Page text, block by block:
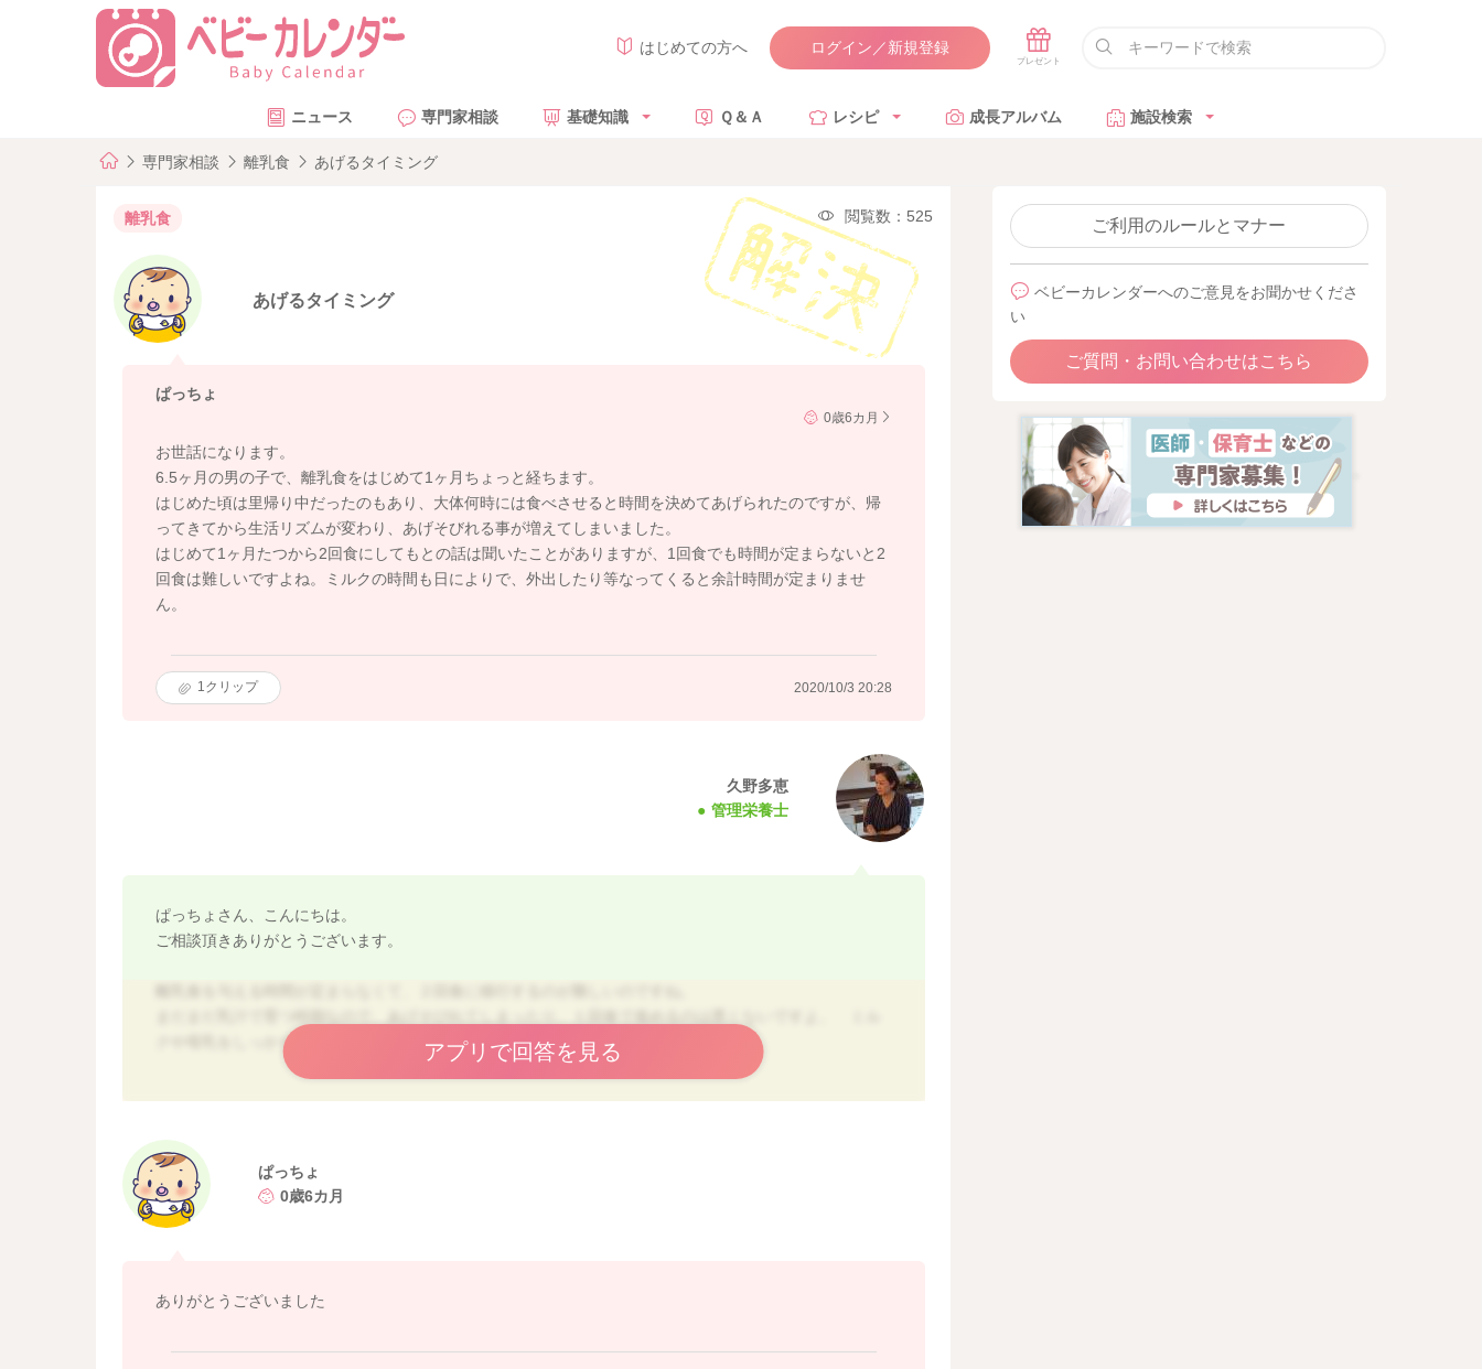
はじめての方へ ログイン／新規登録
ニュース 専門家相談 基礎知識 Ｑ＆Ａ レシピ 成長アルバム 施設検索
専門家相談 離乳食 あげるタイミング
離乳食 閲覧数：525
あげるタイミング
ぱっちょ
0歳6カ月
お世話になります。
6.5ヶ月の男の子で、離乳食をはじめて1ヶ月ちょっと経ちます。
はじめた頃は里帰り中だったのもあり、大体何時には食べさせると時間を決めてあげられたのですが、帰
ってきてから生活リズムが変わり、あげそびれる事が増えてしまいました。
はじめて1ヶ月たつから2回食にしてもとの話は聞いたことがありますが、1回食でも時間が定まらないと2
回食は難しいですよね。ミルクの時間も日によりで、外出したり等なってくると余計時間が定まりませ
ん。
1クリップ 2020/10/3 20:28
久野多恵
管理栄養士
ぱっちょさん、こんにちは。
ご相談頂きありがとうございます。
クや母乳をしっかりと与えて下さいね。
す。
７か月になってからでも遅くないです。
お子様のリズムも日によってそれぞれだとは思いますが、午前と午後に１回ずつと考えると与えやすいと
アプリで回答を見る
ぱっちょ
0歳6カ月
ありがとうございました
ご利用のルールとマナー
ベビーカレンダーへのご意見をお聞かせくださ
い
ご質問・お問い合わせはこちら